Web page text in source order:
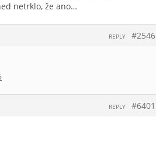
netrklo, že ano…
#2546
REPLY
#6401
REPLY